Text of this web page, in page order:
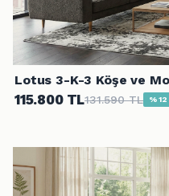
Lotus 3-K-3 Köşe ve
115.800 TL131.590 TL